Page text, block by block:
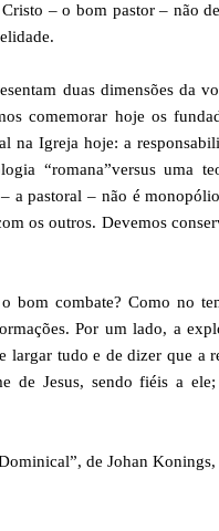
– o bom pastor – não
duas dimensões da
comemorar hoje os
na Igreja hoje: a
“romana”versus uma
a pastoral – não é
os outros. Devemos
bom combate? Como no
Por um lado, a
largar tudo e de dizer que a
de Jesus, sendo fiéis a
de Johan Konings,